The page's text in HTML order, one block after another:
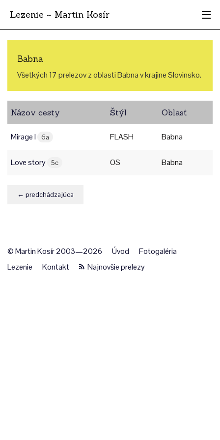
Lezenie ~ Martin Kosír
Najhodnotnejšie
Krajina
Štýl
Archív
Babna
Všetkých 17 prelezov z oblasti Babna v krajine Slovinsko.
Názov cesty Štýl Oblasť
Mirage I 6a FLASH Babna
Love story 5c OS Babna
← predchádzajúca
© Martin Kosír 2003—2026 Úvod
Fotogaléria
Lezenie
Kontakt Najnovšie prelezy